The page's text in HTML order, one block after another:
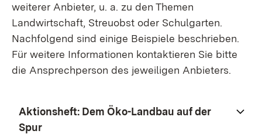
weiterer Anbieter, u. a. zu den Themen
Landwirtschaft, Streuobst oder Schulgarten.
Nachfolgend sind einige Beispiele beschrieben.
Für weitere Informationen kontaktieren Sie bitte
die Ansprechperson des jeweiligen Anbieters.
Aktionsheft: Dem Öko-Landbau auf der
Spur